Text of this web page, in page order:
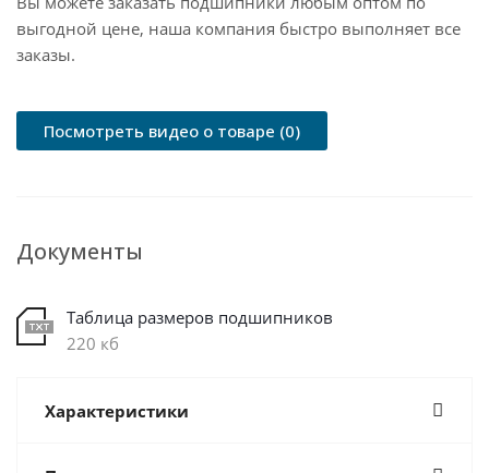
выгодной цене, наша компания быстро выполняет все
заказы.
Посмотреть видео о товаре (0)
Документы
Таблица размеров подшипников
220 кб
Характеристики